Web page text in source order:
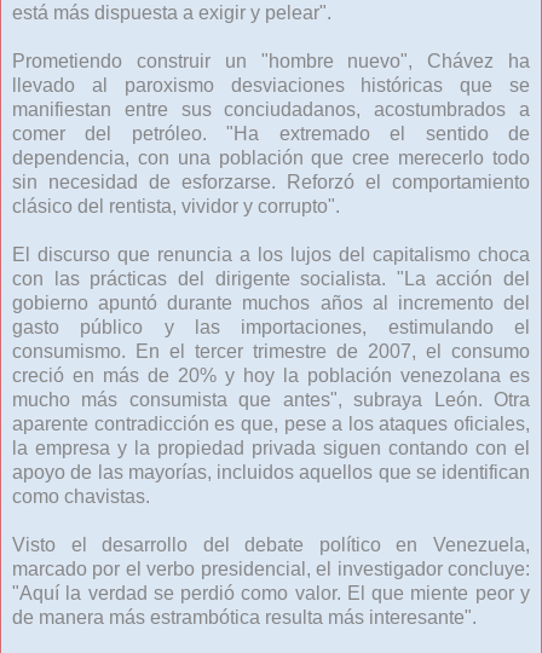
está más dispuesta a exigir y pelear".
Prometiendo construir un "hombre nuevo", Chávez ha
llevado al paroxismo desviaciones históricas que se
manifiestan entre sus conciudadanos, acostumbrados a
comer del petróleo. "Ha extremado el sentido de
dependencia, con una población que cree merecerlo todo
sin necesidad de esforzarse. Reforzó el comportamiento
clásico del rentista, vividor y corrupto".
El discurso que renuncia a los lujos del capitalismo choca
con las prácticas del dirigente socialista. "La acción del
gobierno apuntó durante muchos años al incremento del
gasto público y las importaciones, estimulando el
consumismo. En el tercer trimestre de 2007, el consumo
creció en más de 20% y hoy la población venezolana es
mucho más consumista que antes", subraya León. Otra
aparente contradicción es que, pese a los ataques oficiales,
la empresa y la propiedad privada siguen contando con el
apoyo de las mayorías, incluidos aquellos que se identifican
como chavistas.
Visto el desarrollo del debate político en Venezuela,
marcado por el verbo presidencial, el investigador concluye:
"Aquí la verdad se perdió como valor. El que miente peor y
de manera más estrambótica resulta más interesante".